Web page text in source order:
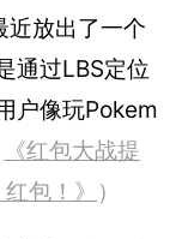
近放出了一个
通过LBS定位
户像玩Pokem
《红包大战提
包！》 ）